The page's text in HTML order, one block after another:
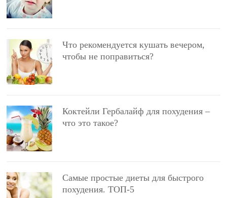
Что рекомендуется кушать вечером,
чтобы не поправиться?
Коктейли Гербалайф для похудения –
что это такое?
Самые простые диеты для быстрого
похудения. ТОП-5